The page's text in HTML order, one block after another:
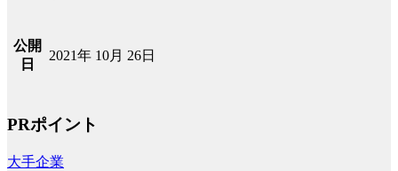
公開
日
2021年 10月 26日
PRポイント
大手企業